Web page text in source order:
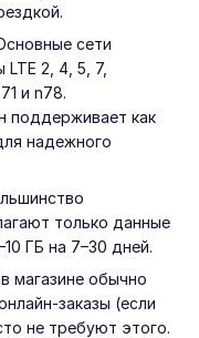
сети
2, 4, 5, 7,
и n78.
поддерживает как
надежного
только данные
ГБ на 7–30 дней.
магазине обычно
заказы (если
не требуют этого.